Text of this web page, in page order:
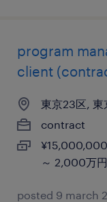
program
client
東京23区, 東
contract
～ 2,000万円
posted 9 march